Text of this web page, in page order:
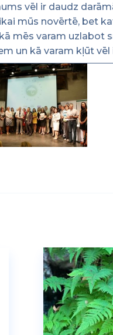
vēl ir daudz
mūs novērtē, bet
mēs varam uzlabot
un kā varam kļūt